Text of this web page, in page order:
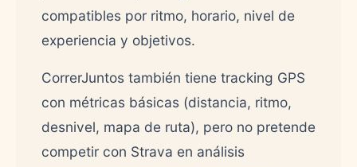
compatibles por ritmo, horario, nivel de
experiencia y objetivos.
CorrerJuntos también tiene tracking GPS
con métricas básicas (distancia, ritmo,
desnivel, mapa de ruta), pero no pretende
competir con Strava en análisis